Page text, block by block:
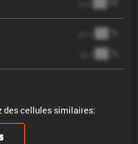
des cellules similaires:
██ %
██ %